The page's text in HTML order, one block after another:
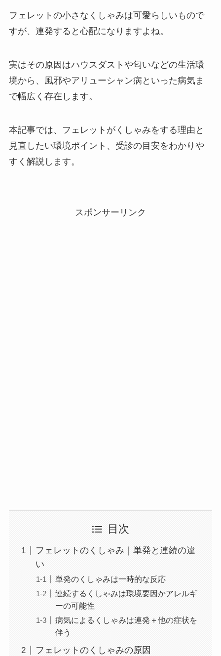
フェレットの小さなくしゃみは可愛らしいもので
すが、連発すると心配になりますよね。
実はその原因はハウスダストや匂いなどの生活環
境から、風邪やアリューシャン病といった病気ま
で幅広く存在します。
本記事では、フェレットがくしゃみをする理由と
見直したい環境ポイント、受診の目安をわかりや
すく解説します。
スポンサーリンク
目次
フェレットのくしゃみ｜単発と連続の違
い
単発のくしゃみは一時的な反応
連続するくしゃみは環境要因かアレルギ
ーの可能性
病気によるくしゃみは連発＋他の症状を
伴う
フェレットのくしゃみの原因